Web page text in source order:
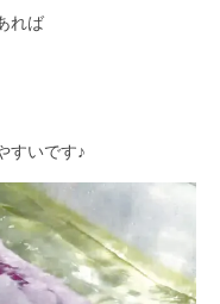
れば
すいです♪